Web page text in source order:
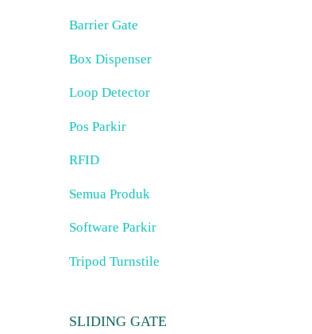
Barrier Gate
Box Dispenser
Loop Detector
Pos Parkir
RFID
Semua Produk
Software Parkir
Tripod Turnstile
SLIDING GATE